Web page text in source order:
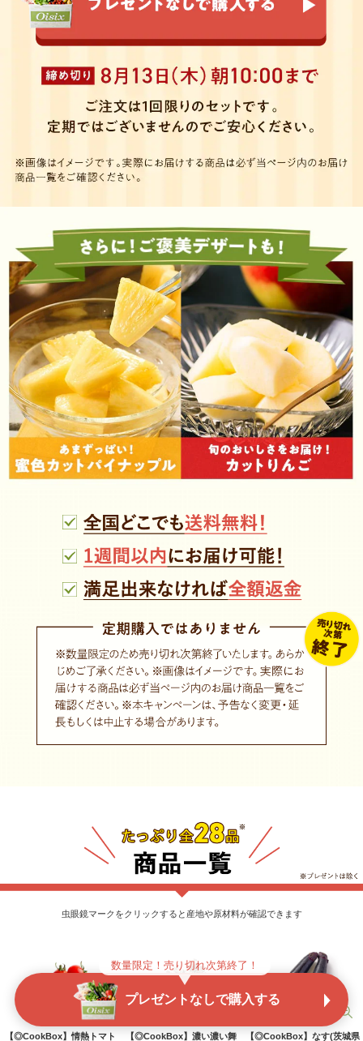
虫眼鏡マークをクリックすると産地や原材料が確認できます
【◎CookBox】情熱トマト 【◎CookBox】濃い濃い舞 【◎CookBox】なす(茨城県
数量限定！売り切れ次第終了！
プレゼントなしで購入する